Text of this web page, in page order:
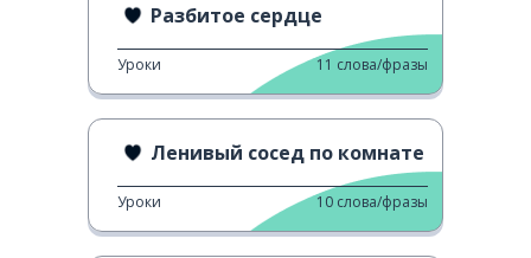
Разбитое сердце
Уроки 11 слова/фразы
Ленивый сосед по комнате
Уроки 10 слова/фразы